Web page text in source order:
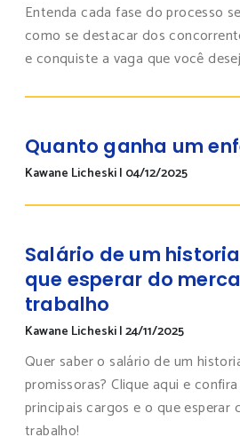
Entenda cada fase do processo
como se destacar dos
e conquiste a vaga que você
Quanto ganha um
Kawane Licheski| 04/12/2025
Salário de um
que esperar do
trabalho
Kawane Licheski|24/11/2025
Quer saber o salário de um
promissoras? Clique aqui e
principais cargos e o que esperar
trabalho!